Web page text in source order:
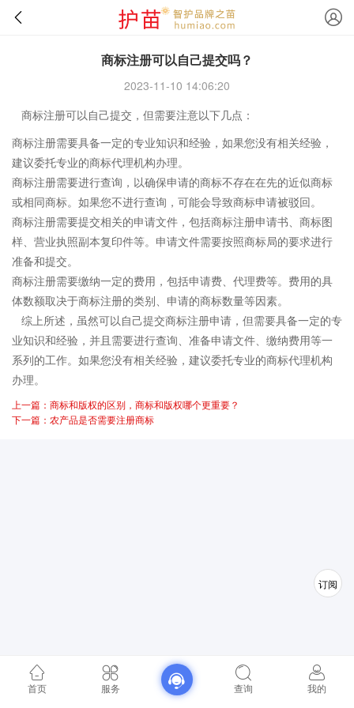
商标注册可以自己提交吗？
2023-11-10 14:06:20
商标注册可以自己提交，但需要注意以下几点：
商标注册需要具备一定的专业知识和经验，如果您没有相关经验，
建议委托专业的商标代理机构办理。
商标注册需要进行查询，以确保申请的商标不存在在先的近似商标
或相同商标。如果您不进行查询，可能会导致商标申请被驳回。
商标注册需要提交相关的申请文件，包括商标注册申请书、商标图
样、营业执照副本复印件等。申请文件需要按照商标局的要求进行
准备和提交。
商标注册需要缴纳一定的费用，包括申请费、代理费等。费用的具
体数额取决于商标注册的类别、申请的商标数量等因素。
综上所述，虽然可以自己提交商标注册申请，但需要具备一定的专
业知识和经验，并且需要进行查询、准备申请文件、缴纳费用等一
系列的工作。如果您没有相关经验，建议委托专业的商标代理机构
办理。
上一篇：商标和版权的区别，商标和版权哪个更重要？
下一篇：农产品是否需要注册商标
首页 服务 查询 我的
订阅